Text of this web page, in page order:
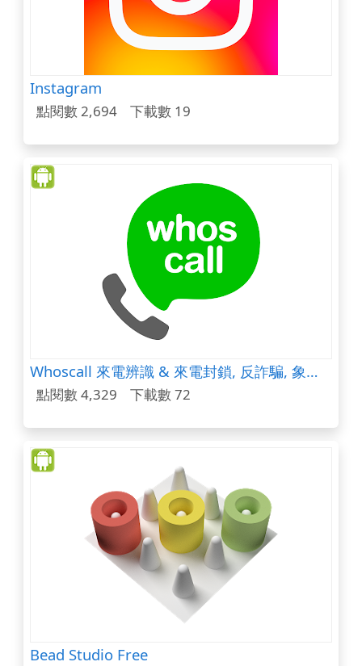
Instagram
點閱數 2,694 下載數 19
Whoscall 來電辨識 & 來電封鎖, 反詐騙, 象卡來
點閱數 4,329 下載數 72
Bead Studio Free